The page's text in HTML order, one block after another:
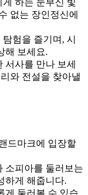
없는 장인정신에
험을 즐기며, 시
해 보세요.
서사를 만나 보세
와 전설을 찾아낼
드마크에 입장할
소피아를 둘러보는
하게 해줍니다.